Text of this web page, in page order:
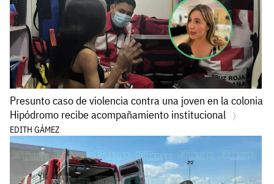
Presunto caso de violencia contra una joven en la colonia
Hipódromo recibe acompañamiento institucional
EDITH GÁMEZ